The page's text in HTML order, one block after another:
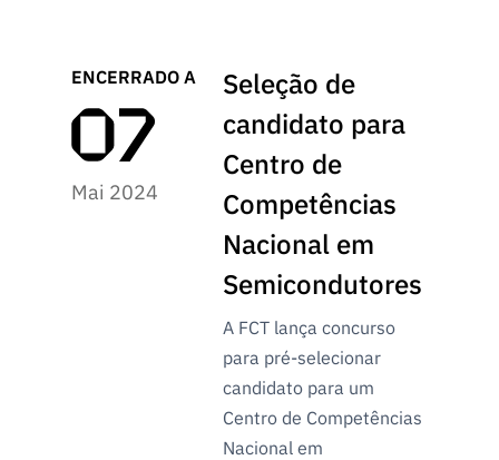
ENCERRADO A
Mai 2024
Seleção de
candidato para
Centro de
Competências
Nacional em
Semicondutores
A FCT lança concurso
para pré-selecionar
candidato para um
Centro de Competências
Nacional em